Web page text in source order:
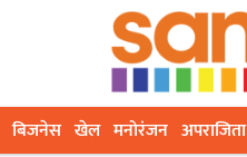
बिजनेस खेल मनोरंजन अपराजिता